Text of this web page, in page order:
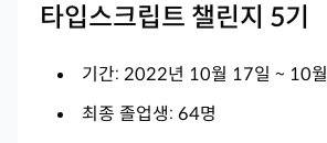
타입스크립트 챌린지 5기
기간: 2022년 10월 17일 ~ 10
최종 졸업생: 64명